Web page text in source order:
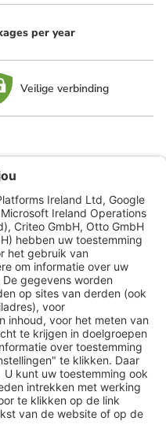
per year
Veilige verbinding